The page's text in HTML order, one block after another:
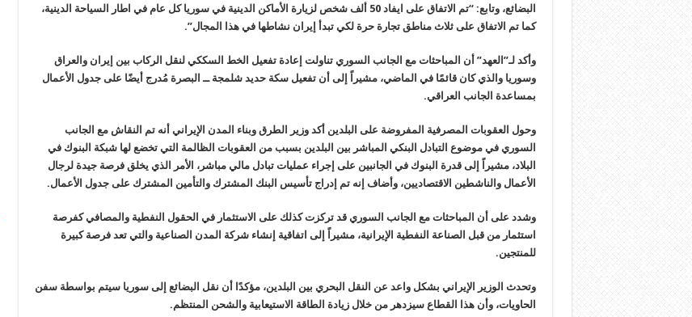
البضائع، وتابع: “تم الاتفاق على ايفاد 50 ألف شخص لزيارة الأماكن الدينية في سوريا كل عام في اطار السياحة الدينية،
كما تم الاتفاق على ثلاث مناطق تجارة حرة لكي تبدأ إيران نشاطها في هذا المجال”.
وأكد لـ”العهد” أن المباحثات مع الجانب السوري تناولت إعادة تفعيل الخط السككي لنقل الركاب بين إيران والعراق
وسوريا والذي كان قائمًا في الماضي، مشيراً إلى أن تفعيل سكة حديد شلمجة ــ البصرة مُدرج أيضًا على جدول الأعمال
بمساعدة الجانب العراقي.
وحول العقوبات المصرفية المفروضة على البلدين أكد وزير الطرق وبناء المدن الإيراني أنه تم النقاش مع الجانب
السوري في موضوع التبادل البنكي المباشر بين البلدين بسبب من العقوبات الظالمة التي تخضع لها شبكة البنوك في
البلاد، مشيراً إلى قدرة البنوك في الجانبين على إجراء عمليات تبادل مالي مباشر، الأمر الذي يخلق فرصة جيدة لرجال
الأعمال والناشطين الاقتصاديين، وأضاف إنه تم إدراج تأسيس البنك المشترك والتأمين المشترك على جدول الأعمال.
وشدد على أن المباحثات مع الجانب السوري قد تركزت كذلك على الاستثمار في الحقول النفطية والمصافي كفرصة
استثمار من قبل الصناعة النفطية الإيرانية، مشيراً إلى اتفاقية إنشاء شركة المدن الصناعية والتي تعد فرصة كبيرة
للمنتجين.
وتحدث الوزير الإيراني بشكل واعد عن النقل البحري بين البلدين، مؤكدًا أن نقل البضائع إلى سوريا سيتم بواسطة سفن
الحاويات، وأن هذا القطاع سيزدهر من خلال زيادة الطاقة الاستيعابية والشحن المنتظم.